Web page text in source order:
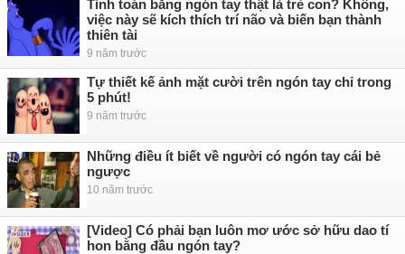
Tính toán bằng ngón tay thật là trẻ con? Không,
việc này sẽ kích thích trí não và biến bạn thành
thiên tài
9 năm trước
Tự thiết kế ảnh mặt cười trên ngón tay chỉ trong
5 phút!
9 năm trước
Những điều ít biết về người có ngón tay cái bẻ
ngược
10 năm trước
[Video] Có phải bạn luôn mơ ước sở hữu dao tí
hon bằng đầu ngón tay?